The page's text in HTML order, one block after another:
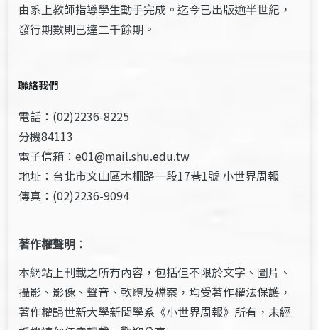
由系上教師指導學生動手完成。迄今已出版逾半世紀，
發行期數則已達二千餘期。
聯絡我們
電話：(02)2236-8225
分機84113
電子信箱：e01@mail.shu.edu.tw
地址：台北市文山區木柵路一段17巷1號 小世界周報
傳真：(02)2236-9094
著作權聲明 ：
本網站上刊載之所有內容，包括但不限於文字、圖片、
攝影、影像、聲音、軟體及檔案，均受著作權法保護，
著作權歸世新大學新聞學系《小世界周報》所有，未經